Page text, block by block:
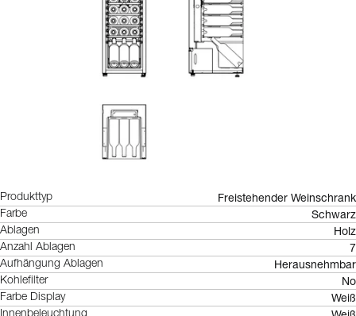
Produkttyp Freistehender Weinschrank
Farbe Schwarz
Ablagen Holz
Anzahl Ablagen 7
Aufhängung Ablagen Herausnehmbar
Kohlefilter No
Farbe Display Weiß
Innenbeleuchtung